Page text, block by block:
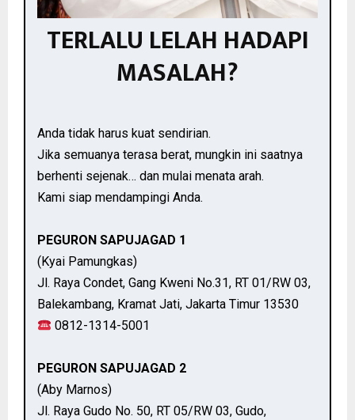
TERLALU LELAH HADAPI
MASALAH?
Anda tidak harus kuat sendirian.
Jika semuanya terasa berat, mungkin ini saatnya
berhenti sejenak… dan mulai menata arah.
Kami siap mendampingi Anda.
PEGURON SAPUJAGAD 1
(Kyai Pamungkas)
Jl. Raya Condet, Gang Kweni No.31, RT 01/RW 03,
Balekambang, Kramat Jati, Jakarta Timur 13530
0812-1314-5001
PEGURON SAPUJAGAD 2
(Aby Marnos)
Jl. Raya Gudo No. 50, RT 05/RW 03, Gudo,